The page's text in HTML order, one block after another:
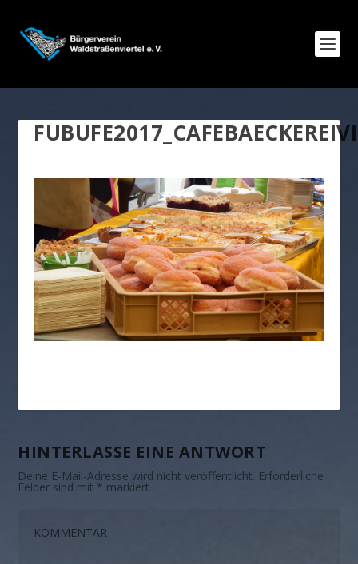
HINTERLASSE EINE ANTWORT
Deine E-Mail-Adresse wird nicht veröffentlicht. Erforderliche
Felder sind mit * markiert